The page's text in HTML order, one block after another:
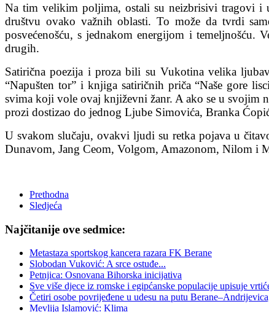
Na tim velikim poljima, ostali su neizbrisivi tragovi i
društvu ovako važnih oblasti. To može da tvrdi
posvećenošću, s jednakom energijom i temeljnošću.
drugih.
Satirična poezija i proza bili su Vukotina velika
“Napušten tor” i knjiga satiričnih priča “Naše gore
svima koji vole ovaj književni žanr. A ako se u svojim
prozi dostizao do jednog Ljube Simovića, Branka
U svakom slučaju, ovakvi ljudi su retka pojava u
Dunavom, Jang Ceom, Volgom, Amazonom, Nilom i
Prethodna
Sledjeća
Najčitanije ove sedmice:
Metastaza sportskog kancera razara FK Berane
Slobodan Vuković: A srce ostuđe...
Petnjica: Osnovana Bihorska inicijativa
Sve više djece iz romske i egipćanske populacije upisuje
Četiri osobe povrijeđene u udesu na putu
Mevlija Islamović: Klima